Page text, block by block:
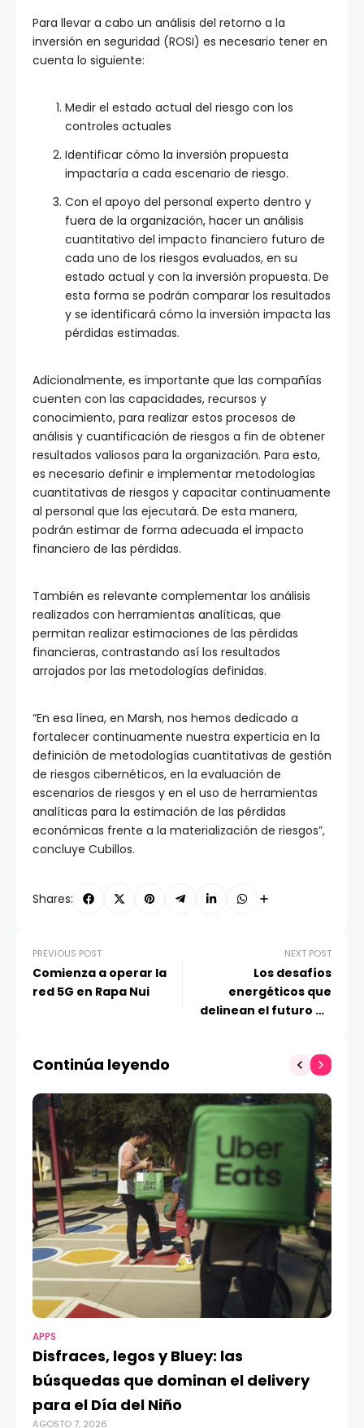
Para llevar a cabo un análisis del retorno a la
inversión en seguridad (ROSI) es necesario tener en
cuenta lo siguiente:
Medir el estado actual del riesgo con los
controles actuales
Identificar cómo la inversión propuesta
impactaría a cada escenario de riesgo.
Con el apoyo del personal experto dentro y
fuera de la organización, hacer un análisis
cuantitativo del impacto financiero futuro de
cada uno de los riesgos evaluados, en su
estado actual y con la inversión propuesta. De
esta forma se podrán comparar los resultados
y se identificará cómo la inversión impacta las
pérdidas estimadas.
Adicionalmente, es importante que las compañías
cuenten con las capacidades, recursos y
conocimiento, para realizar estos procesos de
análisis y cuantificación de riesgos a fin de obtener
resultados valiosos para la organización. Para esto,
es necesario definir e implementar metodologías
cuantitativas de riesgos y capacitar continuamente
al personal que las ejecutará. De esta manera,
podrán estimar de forma adecuada el impacto
financiero de las pérdidas.
También es relevante complementar los análisis
realizados con herramientas analíticas, que
permitan realizar estimaciones de las pérdidas
financieras, contrastando así los resultados
arrojados por las metodologías definidas.
“En esa línea, en Marsh, nos hemos dedicado a
fortalecer continuamente nuestra experticia en la
definición de metodologías cuantitativas de gestión
de riesgos cibernéticos, en la evaluación de
escenarios de riesgos y en el uso de herramientas
analíticas para la estimación de las pérdidas
económicas frente a la materialización de riesgos”,
concluye Cubillos.
Shares:
PREVIOUS POST
Comienza a operar la
red 5G en Rapa Nui
NEXT POST
Los desafíos
energéticos que
delinean el futuro de
Continúa leyendo
APPS
Disfraces, legos y Bluey: las
búsquedas que dominan el delivery
para el Día del Niño
AGOSTO 7, 2026